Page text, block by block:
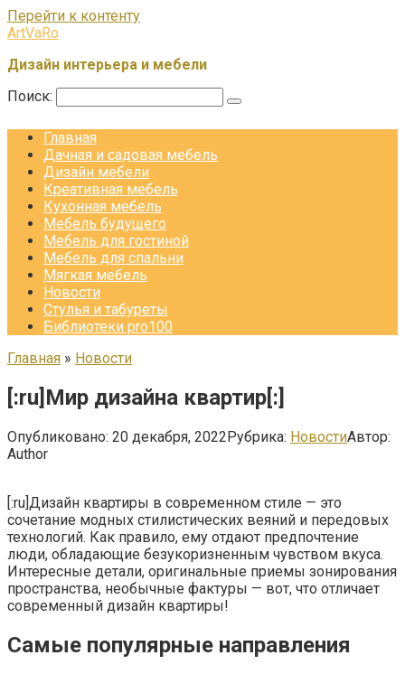
Перейти к контенту
ArtVaRo
Дизайн интерьера и мебели
Поиск:
Главная
Дачная и садовая мебель
Дизайн мебели
Креативная мебель
Кухонная мебель
Мебель будущего
Мебель для гостиной
Мебель для спальни
Мягкая мебель
Новости
Стулья и табуреты
Библиотеки pro100
Главная » Новости
[:ru]Мир дизайна квартир[:]
Опубликовано: 20 декабря, 2022Рубрика: НовостиАвтор:
Author
[:ru]Дизайн квартиры в современном стиле — это
сочетание модных стилистических веяний и передовых
технологий. Как правило, ему отдают предпочтение
люди, обладающие безукоризненным чувством вкуса.
Интересные детали, оригинальные приемы зонирования
пространства, необычные фактуры — вот, что отличает
современный дизайн квартиры!
Самые популярные направления